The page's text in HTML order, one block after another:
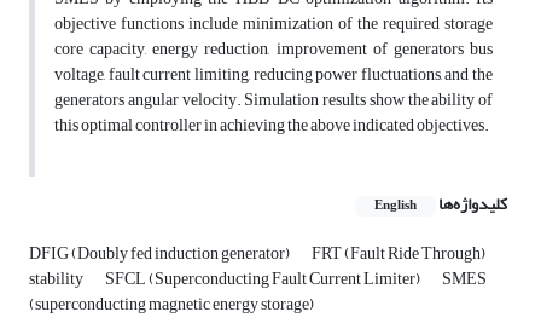
objective functions include minimization of the required storage
core capacity, energy reduction, improvement of generators bus
voltage, fault current limiting, reducing power fluctuations, and the
generators angular velocity. Simulation results show the ability of
this optimal controller in achieving the above indicated objectives.
کلیدواژه‌ها English
DFIG (Doubly fed induction generator) FRT (Fault Ride Through)
stability SFCL (Superconducting Fault Current Limiter) SMES
(superconducting magnetic energy storage)